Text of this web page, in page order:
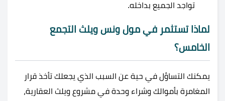
تواجد الجميع بداخله.
لماذا تستثمر في مول ونس ويلث التجمع
الخامس؟
يمكنك التساؤل في حية عن السبب الذي يجعلك تأخذ قرار
المغامرة بأموالك وشراء وحدة في مشروع ويلث العقارية،